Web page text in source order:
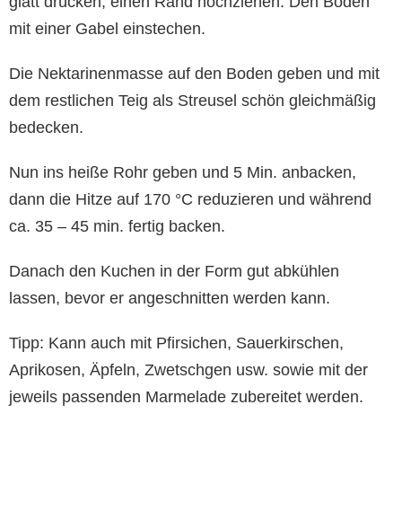
mit einer Gabel einstechen.
Die Nektarinenmasse auf den Boden geben und mit
dem restlichen Teig als Streusel schön gleichmäßig
bedecken.
Nun ins heiße Rohr geben und 5 Min. anbacken,
dann die Hitze auf 170 °C reduzieren und während
ca. 35 – 45 min. fertig backen.
Danach den Kuchen in der Form gut abkühlen
lassen, bevor er angeschnitten werden kann.
Tipp: Kann auch mit Pfirsichen, Sauerkirschen,
Aprikosen, Äpfeln, Zwetschgen usw. sowie mit der
jeweils passenden Marmelade zubereitet werden.